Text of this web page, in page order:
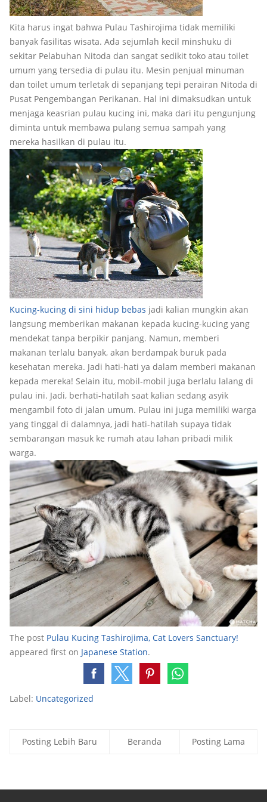
Kita harus ingat bahwa Pulau Tashirojima tidak memiliki
banyak fasilitas wisata. Ada sejumlah kecil minshuku di
sekitar Pelabuhan Nitoda dan sangat sedikit toko atau toilet
umum yang tersedia di pulau itu. Mesin penjual minuman
dan toilet umum terletak di sepanjang tepi perairan Nitoda di
Pusat Pengembangan Perikanan. Hal ini dimaksudkan untuk
menjaga keasrian pulau kucing ini, maka dari itu pengunjung
diminta untuk membawa pulang semua sampah yang
mereka hasilkan di pulau itu.
Kucing-kucing di sini hidup bebas jadi kalian mungkin akan
langsung memberikan makanan kepada kucing-kucing yang
mendekat tanpa berpikir panjang. Namun, memberi
makanan terlalu banyak, akan berdampak buruk pada
kesehatan mereka. Jadi hati-hati ya dalam memberi makanan
kepada mereka! Selain itu, mobil-mobil juga berlalu lalang di
pulau ini. Jadi, berhati-hatilah saat kalian sedang asyik
mengambil foto di jalan umum. Pulau ini juga memiliki warga
yang tinggal di dalamnya, jadi hati-hatilah supaya tidak
sembarangan masuk ke rumah atau lahan pribadi milik
warga.
The post Pulau Kucing Tashirojima, Cat Lovers Sanctuary!
appeared first on Japanese Station.
Label: Uncategorized
Posting Lebih Baru Posting Lama
Beranda